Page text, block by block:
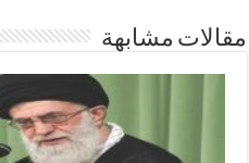
مقالات مشابهة